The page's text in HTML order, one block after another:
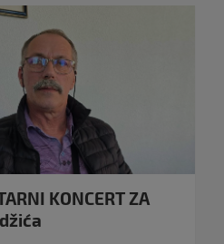
KONCERT ZA